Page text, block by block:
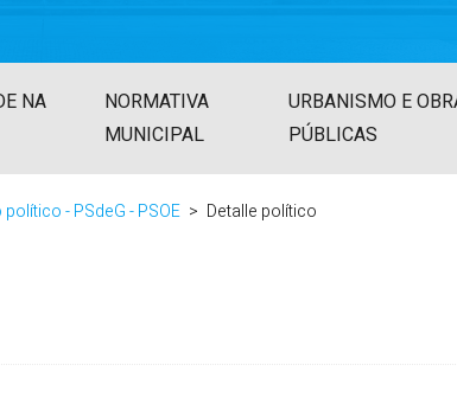
NA
NORMATIVA
MUNICIPAL
URBANISMO E
PÚBLICAS
político - PSdeG - PSOE Detalle político